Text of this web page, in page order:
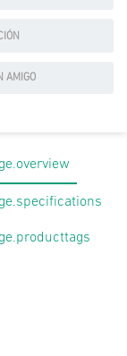
AMIGO